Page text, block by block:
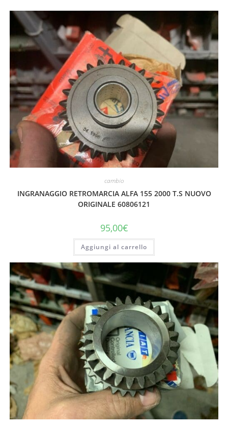
cambio
INGRANAGGIO RETROMARCIA ALFA 155 2000 T.S NUOVO
ORIGINALE 60806121
95,00€
Aggiungi al carrello